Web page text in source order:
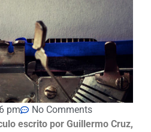
pm
No Comments
escrito por Guillermo Cruz,